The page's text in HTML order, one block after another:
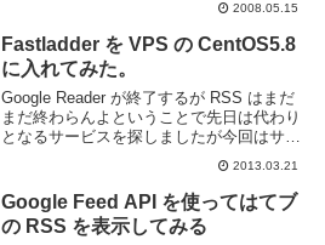
2008.05.15
Fastladder を VPS の CentOS5.8
に入れてみた。
Google Reader が終了するが RSS はまだ
まだ終わらんよということで先日は代わり
となるサービスを探しましたが今回はサー
バにインストールするタイプの RSS リー
ダーである FastLadder を使ってみまし
た。といっても基本...
2013.03.21
Google Feed API を使ってはてブ
の RSS を表示してみる